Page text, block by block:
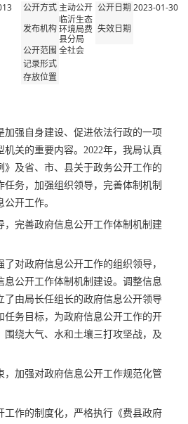
公开方式 主动公开 公开日期2023-01-30
发布机构
临沂生态
环境局费
县分局
失效日期
公开范围全社会
记录形式
存放位置
加强自身建设、促进依法行政的一项
机关的重要内容。2022年，我局认真
》及省、市、县关于政务公开工作的
任务，加强组织领导，完善体制机制
开工作。
，完善政府信息公开工作体制机制建
了对政府信息公开工作的组织领导，
息公开工作体制机制建设。调整信息
了由局长任组长的政府信息公开领导
任务目标，为政府信息公开工作的开
围绕大气、水和土壤三打攻坚战，及
，加强对政府信息公开工作规范化管
工作的制度化，严格执行《费县政府